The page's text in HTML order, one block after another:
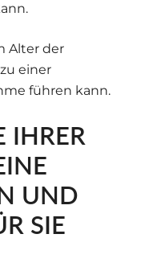
Alter der
einer
führen kann.
IHRER
F
G
S